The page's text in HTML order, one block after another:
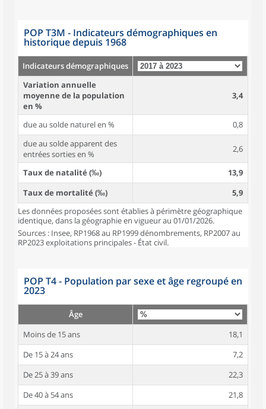
POP T3M - Indicateurs démographiques en
historique depuis 1968
Indicateurs démographiques
Variation annuelle
moyenne de la population
en %
3,4
due au solde naturel en %
0,8
due au solde apparent des
entrées sorties en %
2,6
Taux de natalité (‰)
13,9
Taux de mortalité (‰)
5,9
Les données proposées sont établies à périmètre géographique
identique, dans la géographie en vigueur au 01/01/2026.
Sources : Insee, RP1968 au RP1999 dénombrements, RP2007 au
RP2023 exploitations principales - État civil.
POP T4 - Population par sexe et âge regroupé en
2023
Âge
Moins de 15 ans
18,1
De 15 à 24 ans
7,2
De 25 à 39 ans
22,3
De 40 à 54 ans
21,8